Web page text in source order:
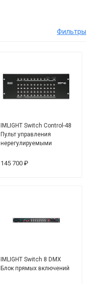
Фильтры
IMLIGHT Switch Control-48
Пульт управления
нерегулируемыми
145 700 ₽
IMLIGHT Switch 8 DMX
Блок прямых включений